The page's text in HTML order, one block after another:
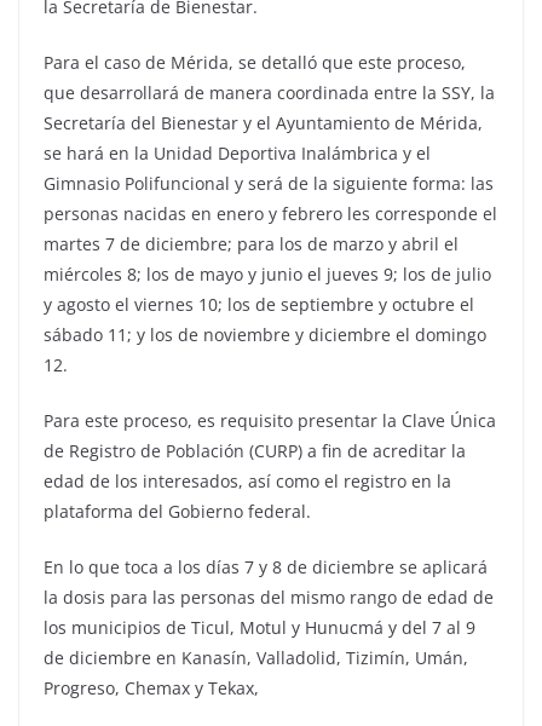
la Secretaría de Bienestar.
Para el caso de Mérida, se detalló que este proceso,
que desarrollará de manera coordinada entre la SSY, la
Secretaría del Bienestar y el Ayuntamiento de Mérida,
se hará en la Unidad Deportiva Inalámbrica y el
Gimnasio Polifuncional y será de la siguiente forma: las
personas nacidas en enero y febrero les corresponde el
martes 7 de diciembre; para los de marzo y abril el
miércoles 8; los de mayo y junio el jueves 9; los de julio
y agosto el viernes 10; los de septiembre y octubre el
sábado 11; y los de noviembre y diciembre el domingo
12.
Para este proceso, es requisito presentar la Clave Única
de Registro de Población (CURP) a fin de acreditar la
edad de los interesados, así como el registro en la
plataforma del Gobierno federal.
En lo que toca a los días 7 y 8 de diciembre se aplicará
la dosis para las personas del mismo rango de edad de
los municipios de Ticul, Motul y Hunucmá y del 7 al 9
de diciembre en Kanasín, Valladolid, Tizimín, Umán,
Progreso, Chemax y Tekax,